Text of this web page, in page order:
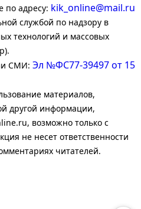
по адресу: kik_online@mail.ru
службой по надзору в
технологий и массовых
СМИ: Эл №ФС77-39497 от 15
материалов,
другой информации,
возможно только с
не несет ответственности
читателей.